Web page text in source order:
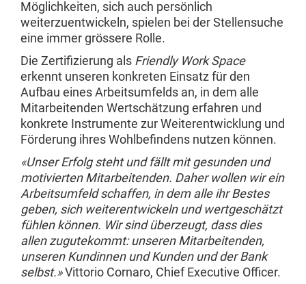
Möglichkeiten, sich auch persönlich
weiterzuentwickeln, spielen bei der Stellensuche
eine immer grössere Rolle.
Die Zertifizierung als Friendly Work Space
erkennt unseren konkreten Einsatz für den
Aufbau eines Arbeitsumfelds an, in dem alle
Mitarbeitenden Wertschätzung erfahren und
konkrete Instrumente zur Weiterentwicklung und
Förderung ihres Wohlbefindens nutzen können.
«Unser Erfolg steht und fällt mit gesunden und
motivierten Mitarbeitenden. Daher wollen wir ein
Arbeitsumfeld schaffen, in dem alle ihr Bestes
geben, sich weiterentwickeln und wertgeschätzt
fühlen können. Wir sind überzeugt, dass dies
allen zugutekommt: unseren Mitarbeitenden,
unseren Kundinnen und Kunden und der Bank
selbst.»Vittorio Cornaro, Chief Executive Officer.